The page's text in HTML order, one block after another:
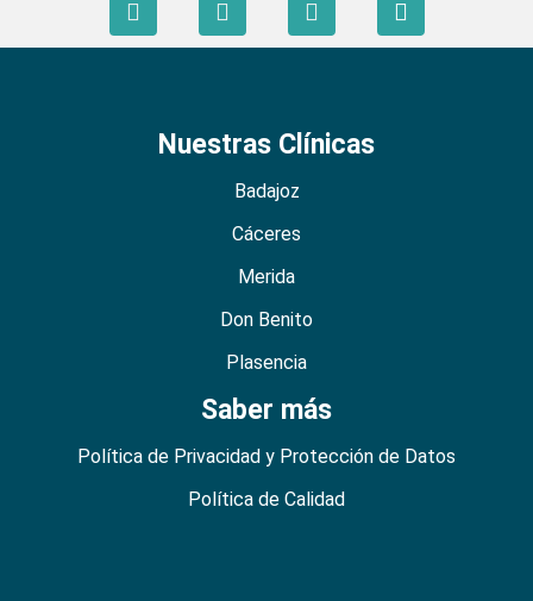
Nuestras Clínicas
Badajoz
Cáceres
Merida
Don Benito
Plasencia
Saber más
Política de Privacidad y Protección de Datos
Política de Calidad